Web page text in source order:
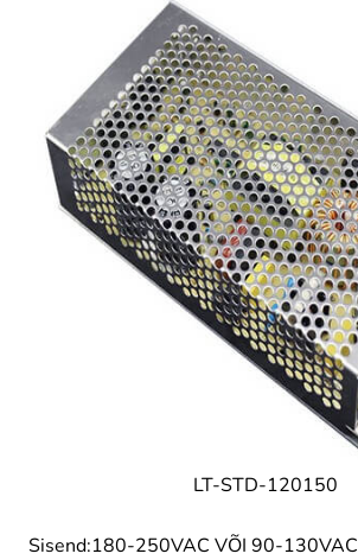
LT-STD-120150
Sisend:180-250VAC VÕI 90-130VAC